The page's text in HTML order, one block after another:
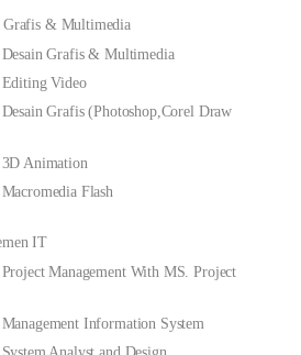
Grafis & Multimedia
Grafis & Multimedia
Video
Grafis (Photoshop,Corel Draw
Animation
Flash
IT
Management With MS. Project
Information System